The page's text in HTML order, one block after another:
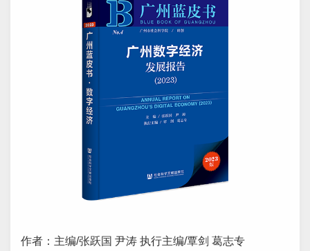
作者：主编/张跃国 尹涛 执行主编/覃剑 葛志专